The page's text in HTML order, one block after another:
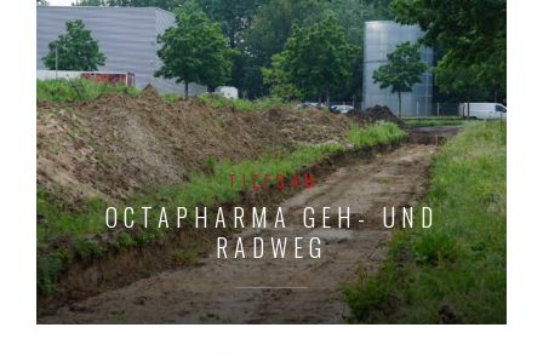
TIEFBAU
OCTAPHARMA GEH- UND
RADWEG